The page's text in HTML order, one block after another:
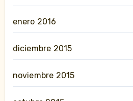
enero 2016
diciembre 2015
noviembre 2015